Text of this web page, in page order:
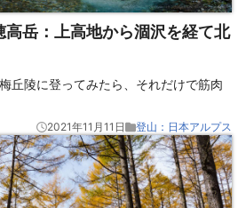
高岳：上高地から涸沢を経て北
丘陵に登ってみたら、それだけで筋肉
2021年11月11日 登山：日本アルプス